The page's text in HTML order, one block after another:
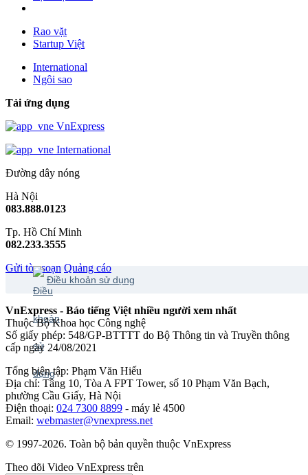
Rao vặt
Startup Việt
International
Ngôi sao
Tải ứng dụng
VnExpress
International
Đường dây nóng
Hà Nội
083.888.0123
Tp. Hồ Chí Minh
082.233.3555
Gửi tòa soạn Quảng cáo
Điều khoản sử dụng
VnExpress - Báo tiếng Việt nhiều người xem nhất
Thuộc Bộ Khoa học Công nghệ
Số giấy phép: 548/GP-BTTTT do Bộ Thông tin và Truyền thông
cấp ngày 24/08/2021
Tổng biên tập: Phạm Văn Hiếu
Địa chỉ: Tầng 10, Tòa A FPT Tower, số 10 Phạm Văn Bạch,
phường Cầu Giấy, Hà Nội
Điện thoại: 024 7300 8899 - máy lẻ 4500
Email: webmaster@vnexpress.net
© 1997-2026. Toàn bộ bản quyền thuộc VnExpress
Theo dõi Video VnExpress trên